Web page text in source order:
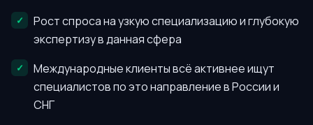
Рост спроса на узкую специализацию и глубокую
экспертизу в данная сфера
Международные клиенты всё активнее ищут
специалистов по это направление в России и
СНГ